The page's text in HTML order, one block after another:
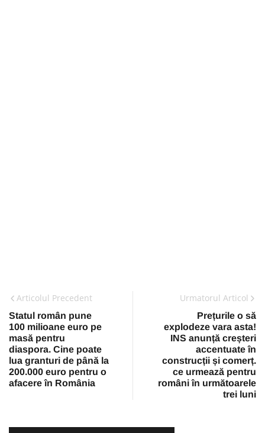
Articolul Precedent
Statul român pune
100 milioane euro pe
masă pentru
diaspora. Cine poate
lua granturi de până la
200.000 euro pentru o
afacere în România
Urmatorul Articol
Prețurile o să
explodeze vara asta!
INS anunță creșteri
accentuate în
construcții și comerț.
ce urmează pentru
români în următoarele
trei luni